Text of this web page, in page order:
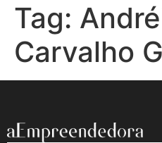
Tag:
Carvalho